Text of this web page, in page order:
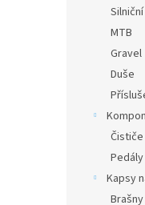
Silniční
MTB
Gravel
Duše
Pedály
Kapsy
Brašny